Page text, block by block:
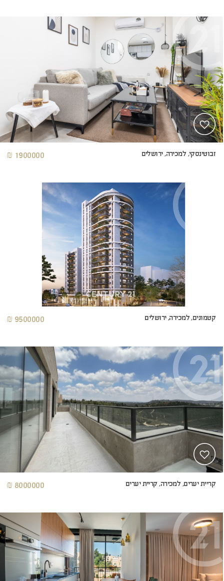
זבוטינסקי, למכירה, ירושלים 1900000 ₪
קטמונים, למכירה, ירושלים 9500000 ₪
קריית יערים, למכירה, קריית יערים 8000000 ₪